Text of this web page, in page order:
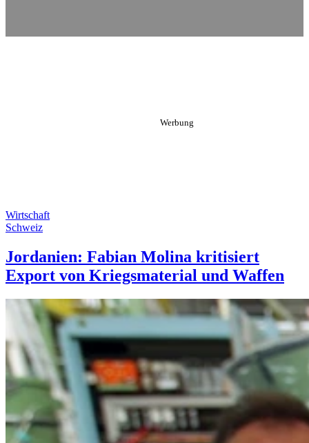
Wirtschaft
Schweiz
Jordanien: Fabian Molina kritisiert
Export von Kriegsmaterial und Waffen